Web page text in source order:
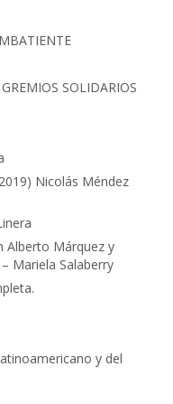
SOLIDARIOS
Nicolás Méndez
Alberto Márquez y
Mariela Salaberry
y del